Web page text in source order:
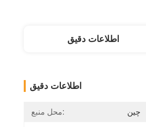
اطلاعات دقیق
اطلاعات دقیق
محل منبع: چين